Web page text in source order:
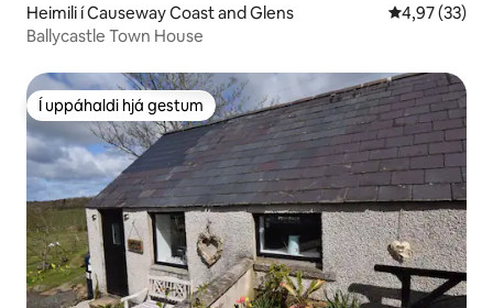
Heimili í Causeway Coast and Glens 4,97 af 5 í
4,97 (33)
Ballycastle Town House
Í uppáhaldi hjá gestum
Í uppáhaldi hjá gestum